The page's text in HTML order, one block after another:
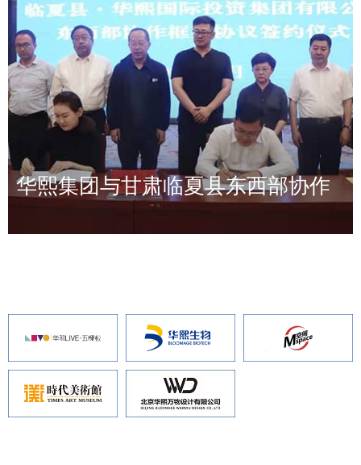
华熙集团与甘肃临夏县东西部协作